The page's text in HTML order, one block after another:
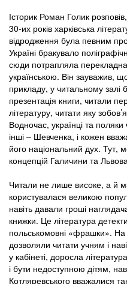
Історик Роман Голик
30-их років харківська
відродження була певним
Україні бракувало
сюди потрапляла перекладна
українською. Він зауважив,
прикладу, у читальному залі
презентація книги, читали
літературу, читати яку
Водночас, українці та
інші – Шевченка, і кожен
його національний дух. Тут,
концепцій Галичини та
Читали не лише високе, а й
користувалася великою
навіть давали гроші
книжки. Це література
польськомовні «фрашки». На
дозволяли читати учням і
у кабінеті, доросла
і бути недоступною дітям,
Котляревського вважалися